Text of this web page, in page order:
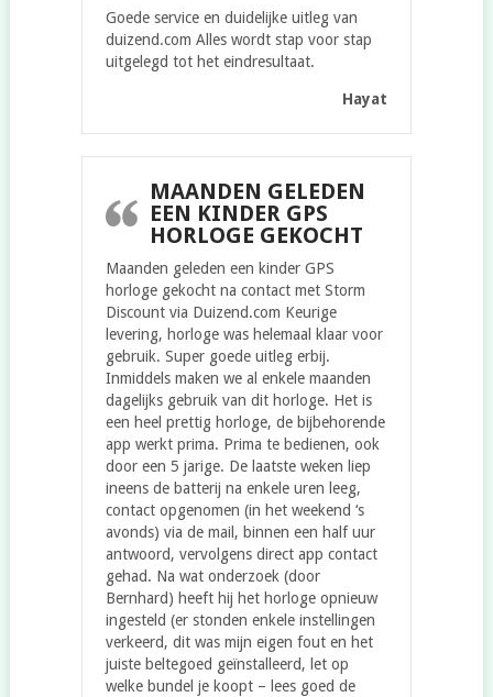
Goede service en duidelijke uitleg van
duizend.com Alles wordt stap voor stap
uitgelegd tot het eindresultaat.
Hayat
MAANDEN GELEDEN
EEN KINDER GPS
HORLOGE GEKOCHT
Maanden geleden een kinder GPS
horloge gekocht na contact met Storm
Discount via Duizend.com Keurige
levering, horloge was helemaal klaar voor
gebruik. Super goede uitleg erbij.
Inmiddels maken we al enkele maanden
dagelijks gebruik van dit horloge. Het is
een heel prettig horloge, de bijbehorende
app werkt prima. Prima te bedienen, ook
door een 5 jarige. De laatste weken liep
ineens de batterij na enkele uren leeg,
contact opgenomen (in het weekend ‘s
avonds) via de mail, binnen een half uur
antwoord, vervolgens direct app contact
gehad. Na wat onderzoek (door
Bernhard) heeft hij het horloge opnieuw
ingesteld (er stonden enkele instellingen
verkeerd, dit was mijn eigen fout en het
juiste beltegoed geïnstalleerd, let op
welke bundel je koopt – lees goed de